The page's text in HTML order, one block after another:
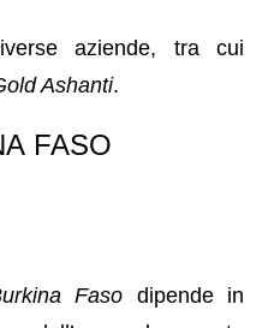
aziende, tra cui
Ashanti.
FASO
Faso dipende in